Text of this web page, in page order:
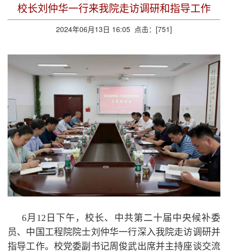
校长刘仲华一行来我院走访调研和指导工作
2024年06月13日 16:05 点击：[751]
6月12日下午，校长、中共第二十届中央候补委
员、中国工程院院士刘仲华一行深入我院走访调研并
指导工作。校党委副书记周俊武出席并主持座谈交流